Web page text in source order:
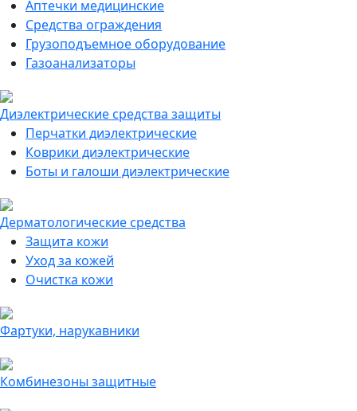
Аптечки медицинские
Средства ограждения
Грузоподъемное оборудование
Газоанализаторы
Диэлектрические средства защиты
Перчатки диэлектрические
Коврики диэлектрические
Боты и галоши диэлектрические
Дерматологические средства
Защита кожи
Уход за кожей
Очистка кожи
Фартуки, нарукавники
Комбинезоны защитные